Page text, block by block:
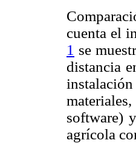
cuenta el
1 se
distancia
software)
agrícola